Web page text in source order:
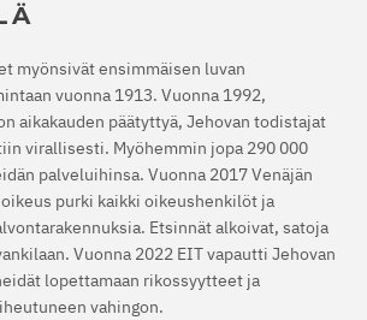
myönsivät ensimmäisen luvan
vuonna 1913. Vuonna 1992,
aikakauden päätyttyä, Jehovan todistajat
virallisesti. Myöhemmin jopa 290 000
palveluihinsa. Vuonna 2017 Venäjän
purki kaikki oikeushenkilöt ja
Etsinnät alkoivat, satoja
Vuonna 2022 EIT vapautti Jehovan
lopettamaan rikossyytteet ja
vahingon.